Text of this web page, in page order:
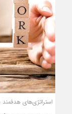
استراتژی‏‏‌های